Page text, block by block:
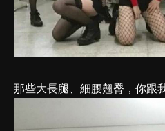
那些大長腿、細腰翹臀，你跟